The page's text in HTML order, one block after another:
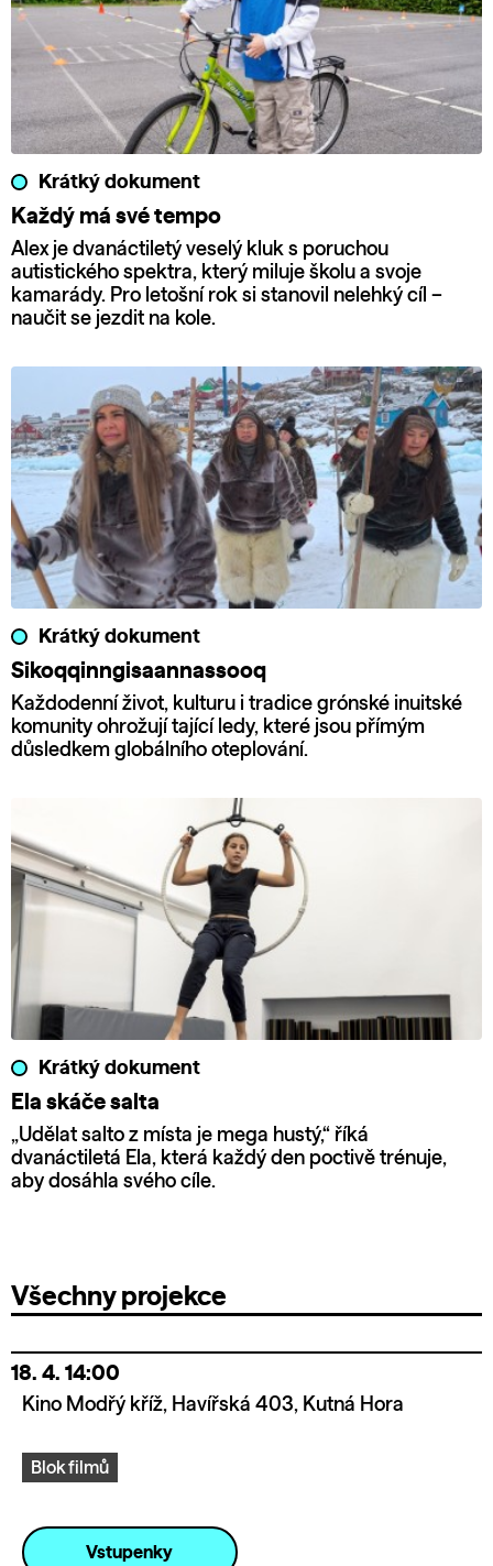
Krátký dokument
Každý má své tempo
Alex je dvanáctiletý veselý kluk s poruchou
autistického spektra, který miluje školu a svoje
kamarády. Pro letošní rok si stanovil nelehký cíl –
naučit se jezdit na kole.
Krátký dokument
Sikoqqinngisaannassooq
Každodenní život, kulturu i tradice grónské inuitské
komunity ohrožují tající ledy, které jsou přímým
důsledkem globálního oteplování.
Krátký dokument
Ela skáče salta
„Udělat salto z místa je mega hustý,“ říká
dvanáctiletá Ela, která každý den poctivě trénuje,
aby dosáhla svého cíle.
Všechny projekce
18. 4. 14:00
Kino Modřý kříž, Havířská 403, Kutná Hora
Blok filmů
Vstupenky